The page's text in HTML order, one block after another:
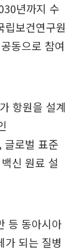
년까지 수
보건연구원
동으로 참여
항원을 설계
로벌 표준
신 원료 설
등 동아시아
가 되는 질병